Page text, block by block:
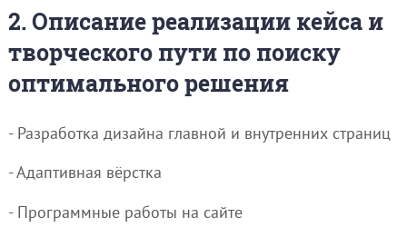
2. Описание реализации кейса и
творческого пути по поиску
оптимального решения
- Разработка дизайна главной и внутренних страниц
- Адаптивная вёрстка
- Программные работы на сайте